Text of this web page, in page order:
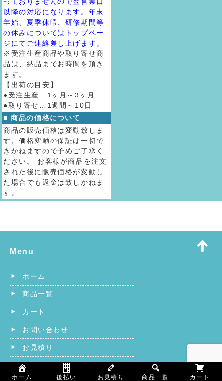
っておりませんので翌営業日
以降の対応になります。年末
年始、夏季休暇、研修期間等
の休みについてはトップペー
ジにてご連絡差し上げます。
※受注生産商品や取り寄せ商
品は、納品までお時間を頂き
ます。
【出荷の目安】
●受注生産…1ヶ月～3ヶ月
●取り寄せ…1週間～10日
■ 商品の価格について
商品の販売価格は変動致しま
す。価格変動の保証は一切で
きかねますので予めご了承く
ださい。 お客様が商品を注文
された後に販売価格が変動し
た場合でも返金は致しかねま
す。
Menu
ホーム
商品一覧
カート
お問い合わせ
お見積り
カタログ
ホーム 後払い お見積り 商品一覧 カート